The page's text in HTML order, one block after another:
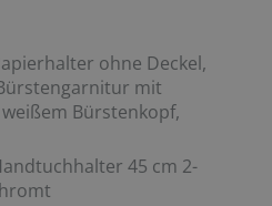
ohne Deckel,
mit
Bürstenkopf,
45 cm 2-